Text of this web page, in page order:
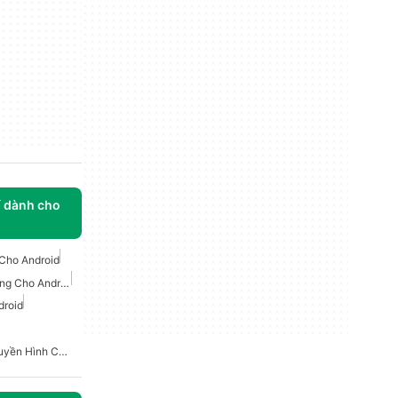
dành cho
Android
Ứng Dụng Phim Lồng Tiếng Cho Android
Phim Và Chương Trình Truyền Hình Cho Android